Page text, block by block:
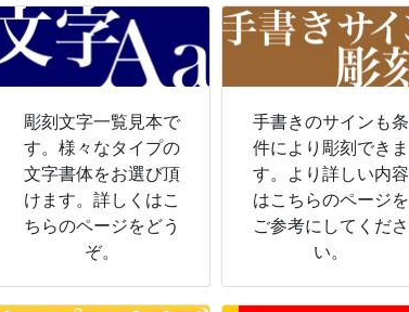
彫刻文字一覧見本で
す。様々なタイプの
文字書体をお選び頂
けます。詳しくはこ
ちらのページをどう
ぞ。
手書きのサインも条
件により彫刻できま
す。より詳しい内容
はこちらのページを
ご参考にしてくださ
い。